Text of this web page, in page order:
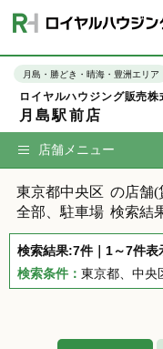
月島・勝どき・晴海・豊洲エリア
ロイヤルハウジング販売株
月島駅前店
店舗メニュー
東京都中央区 の店舗(
全部、駐車場 検索結
検索結果:7件｜1～7件表
検索条件： 東京都、中央区、下限なし～上限
ロイヤルハウジン
買いたい
売りたい
借りたい
貸したい
店舗を探す
企業情報